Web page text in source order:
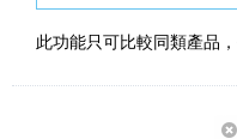
此功能只可比較同類產品